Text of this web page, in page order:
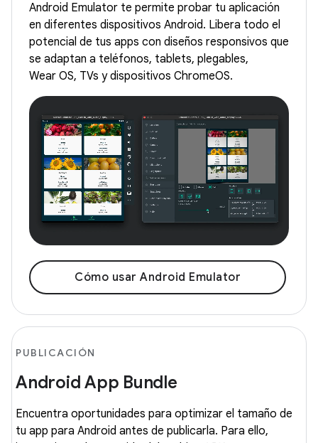
Android Emulator te permite probar tu aplicación
en diferentes dispositivos Android. Libera todo el
potencial de tus apps con diseños responsivos que
se adaptan a teléfonos, tablets, plegables,
Wear OS, TVs y dispositivos ChromeOS.
Cómo usar Android Emulator
PUBLICACIÓN
Android App Bundle
Encuentra oportunidades para optimizar el tamaño de
tu app para Android antes de publicarla. Para ello,